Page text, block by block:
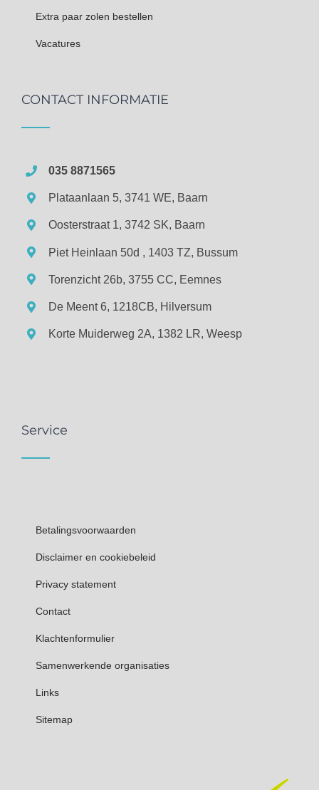
Extra paar zolen bestellen
Vacatures
CONTACT INFORMATIE
035 8871565
Plataanlaan 5, 3741 WE, Baarn
Oosterstraat 1, 3742 SK, Baarn
Piet Heinlaan 50d , 1403 TZ, Bussum
Torenzicht 26b, 3755 CC, Eemnes
De Meent 6, 1218CB, Hilversum
Korte Muiderweg 2A, 1382 LR, Weesp
Service
Betalingsvoorwaarden
Disclaimer en cookiebeleid
Privacy statement
Contact
Klachtenformulier
Samenwerkende organisaties
Links
Sitemap